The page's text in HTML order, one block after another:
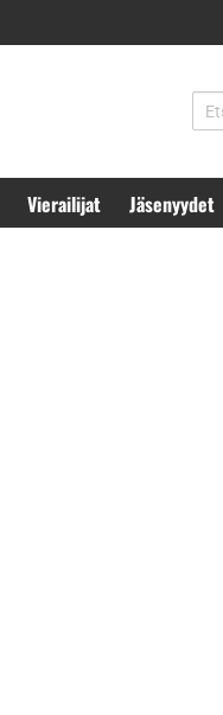
Vierailijat Jäsenyydet